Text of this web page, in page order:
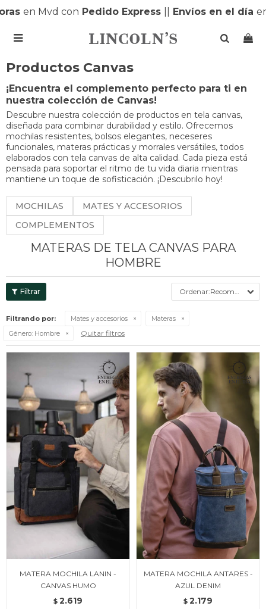
en Mvd conPedido Express||Envíos en el díaen

Productos Canvas
¡Encuentra el complemento perfecto para ti en
nuestra colección de Canvas!
Descubre nuestra colección de productos en tela canvas,
diseñada para combinar durabilidad y estilo. Ofrecemos
mochilas resistentes, bolsos elegantes, neceseres
funcionales, materas prácticas y morrales versátiles, todos
elaborados con tela canvas de alta calidad. Cada pieza está
pensada para soportar el ritmo de tu vida diaria mientras
mantiene un toque de sofisticación. ¡Descubrilo hoy!
MOCHILAS
MATES Y ACCESORIOS
COMPLEMENTOS
MATERAS DE TELA CANVAS PARA
HOMBRE
Recomendados
Filtrando por: Mates y accesorios
Materas
Género: Hombre Quitar filtros
MATERA MOCHILA LANIN -
CANVAS HUMO
$ 2.619
MATERA MOCHILA ANTARES -
AZUL DENIM
$ 2.179